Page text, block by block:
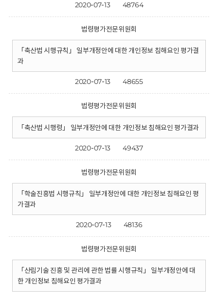
2020-07-13 48764
법령평가전문위원회
「축산법 시행규칙」 일부개정안에 대한 개인정보 침해요인 평가결
과
2020-07-13 48655
법령평가전문위원회
「축산법 시행령」 일부개정안에 대한 개인정보 침해요인 평가결과
2020-07-13 49437
법령평가전문위원회
「학술진흥법 시행규칙」 일부개정안에 대한 개인정보 침해요인 평
가결과
2020-07-13 48136
법령평가전문위원회
「산림기술 진흥 및 관리에 관한 법률 시행규칙」 일부개정안에 대
한 개인정보 침해요인 평가결과